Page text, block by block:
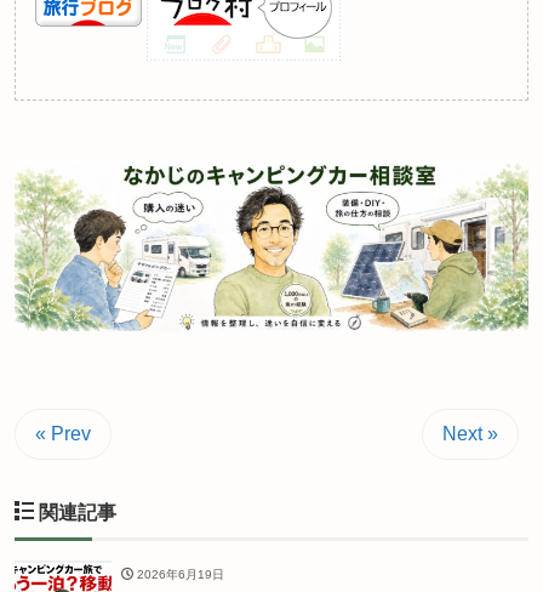
« Prev Next »
関連記事
2026年6月19日